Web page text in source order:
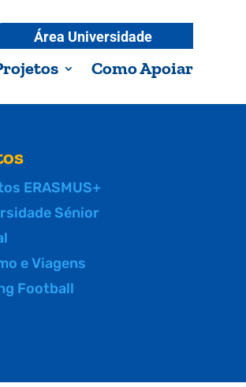
Área Universidade
Como Apoiar
ERASMUS+
Sénior
e Viagens
Football